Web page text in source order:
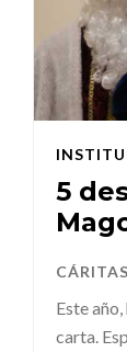
5
Este
carta.